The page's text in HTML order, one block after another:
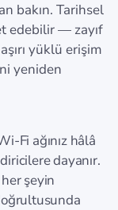
bakın. Tarihsel
edebilir — zayıf
yüklü erişim
yeniden
Fi ağınız hâlâ
dayanır.
her şeyin